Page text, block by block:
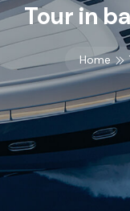
Tour in
Home